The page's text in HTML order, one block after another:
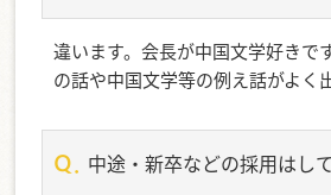
違います。会長が中国文学好きで
の話や中国文学等の例え話がよく
中途・新卒などの採用はし